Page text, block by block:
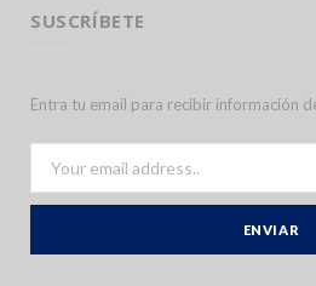
SUSCRÍBETE
Entra tu email para recibir información